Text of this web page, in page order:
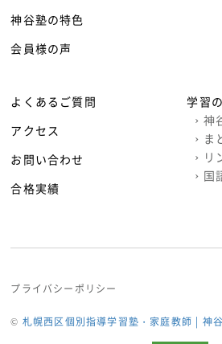
神谷塾の特色
会員様の声
よくあるご質問
アクセス
お問い合わせ
合格実績
学習
› 神
› ま
› リ
› 国
プライバシーポリシー
© 札幌西区個別指導学習塾・家庭教師 | 神